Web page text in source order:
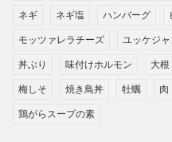
ネギ ネギ塩 ハンバーグ
モッツァレラチーズ ユッケジャ
丼ぶり 味付けホルモン 大根
梅しそ 焼き鳥丼 牡蠣 肉
鶏がらスープの素